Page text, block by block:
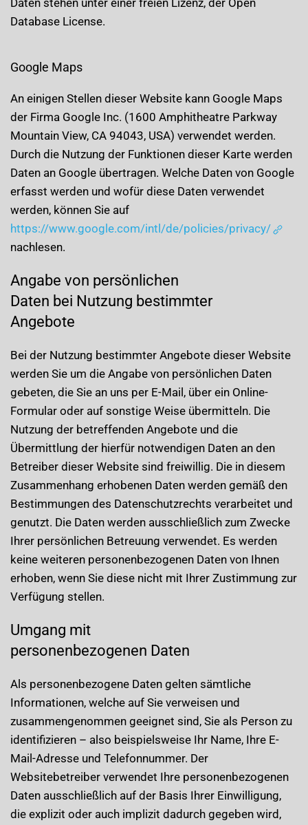
Daten stehen unter einer freien Lizenz, der Open
Database License.
Google Maps
An einigen Stellen dieser Website kann Google Maps
der Firma Google Inc. (1600 Amphitheatre Parkway
Mountain View, CA 94043, USA) verwendet werden.
Durch die Nutzung der Funktionen dieser Karte werden
Daten an Google übertragen. Welche Daten von Google
erfasst werden und wofür diese Daten verwendet
werden, können Sie auf
https://www.google.com/intl/de/policies/privacy/
nachlesen.
Angabe von persönlichen
Daten bei Nutzung bestimmter
Angebote
Bei der Nutzung bestimmter Angebote dieser Website
werden Sie um die Angabe von persönlichen Daten
gebeten, die Sie an uns per E-Mail, über ein Online-
Formular oder auf sonstige Weise übermitteln. Die
Nutzung der betreffenden Angebote und die
Übermittlung der hierfür notwendigen Daten an den
Betreiber dieser Website sind freiwillig. Die in diesem
Zusammenhang erhobenen Daten werden gemäß den
Bestimmungen des Datenschutzrechts verarbeitet und
genutzt. Die Daten werden ausschließlich zum Zwecke
Ihrer persönlichen Betreuung verwendet. Es werden
keine weiteren personenbezogenen Daten von Ihnen
erhoben, wenn Sie diese nicht mit Ihrer Zustimmung zur
Verfügung stellen.
Umgang mit
personenbezogenen Daten
Als personenbezogene Daten gelten sämtliche
Informationen, welche auf Sie verweisen und
zusammengenommen geeignet sind, Sie als Person zu
identifizieren – also beispielsweise Ihr Name, Ihre E-
Mail-Adresse und Telefonnummer. Der
Websitebetreiber verwendet Ihre personenbezogenen
Daten ausschließlich auf der Basis Ihrer Einwilligung,
die explizit oder auch implizit dadurch gegeben wird,